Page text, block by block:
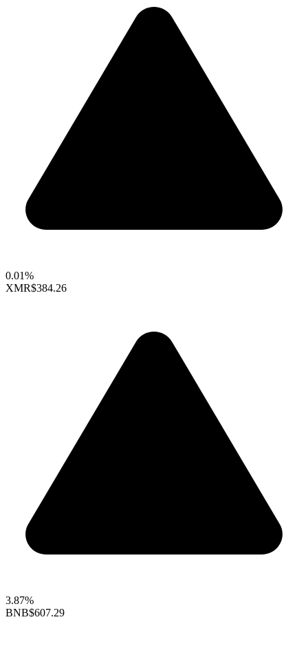
0.01%
XMR$384.26
3.87%
BNB$607.29